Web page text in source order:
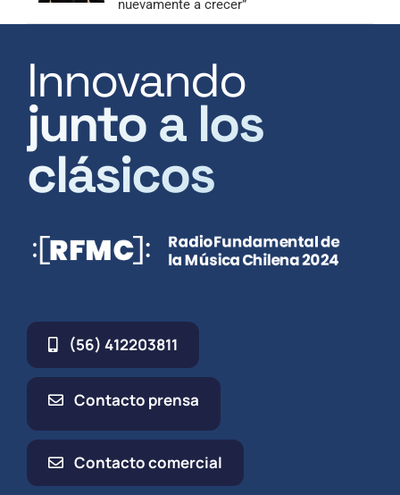
nuevamente a crecer”
Innovando
junto a los
clásicos
(56) 412203811
Contacto prensa
Contacto comercial